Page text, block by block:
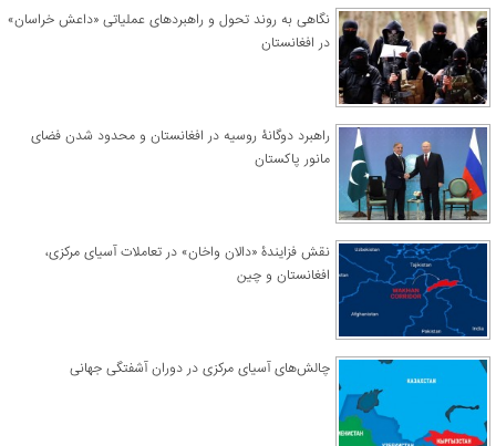
نگاهی به روند تحول و راهبردهای عملیاتی «داعش خراسان»
در افغانستان
راهبرد دوگانۀ روسیه در افغانستان و محدود شدن فضای
مانور پاکستان
نقش فزایندۀ «دالان واخان» در تعاملات آسیای مرکزی،
افغانستان و چین
چالش‌های آسیای مرکزی در دوران آشفتگی جهانی